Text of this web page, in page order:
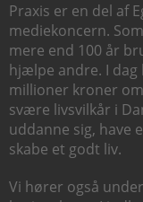
Praxis er en del af
mediekoncern.
mere end 100 år
hjælpe andre. I dag
millioner kroner
svære livsvilkår i
uddanne sig, have
skabe et godt liv.
Vi hører også